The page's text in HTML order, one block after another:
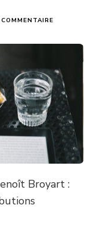
BLOG
DE
BENOIT
BROYART
ACTUALITÉS
LITTÉRAIRES
Broyart :